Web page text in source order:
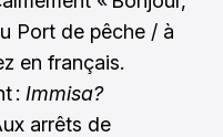
Port de pêche / à
en français.
: Immisa?
arrêts de